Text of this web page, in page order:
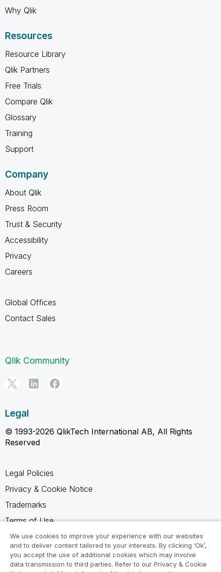
Why Qlik
Resources
Resource Library
Qlik Partners
Free Trials
Compare Qlik
Glossary
Training
Support
Company
About Qlik
Press Room
Trust & Security
Accessibility
Privacy
Careers
Global Offices
Contact Sales
Qlik Community
Legal
© 1993-2026 QlikTech International AB, All Rights
Reserved
Legal Policies
Privacy & Cookie Notice
Trademarks
Terms of Use
Legal Agreements
Product Terms
Do not share my info
We use cookies to improve your experience with our websites
and to deliver content tailored to your interests. By clicking ‘Ok’,
you accept the use of additional cookies which may involve
data transmission to third parties. Refer to our Privacy & Cookie